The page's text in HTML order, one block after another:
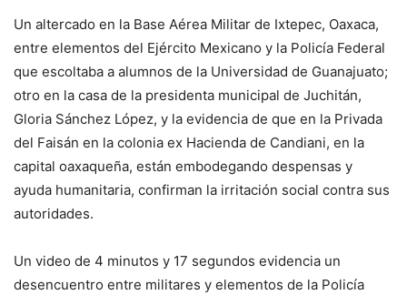
Un altercado en la Base Aérea Militar de Ixtepec, Oaxaca,
entre elementos del Ejército Mexicano y la Policía Federal
que escoltaba a alumnos de la Universidad de Guanajuato;
otro en la casa de la presidenta municipal de Juchitán,
Gloria Sánchez López, y la evidencia de que en la Privada
del Faisán en la colonia ex Hacienda de Candiani, en la
capital oaxaqueña, están embodegando despensas y
ayuda humanitaria, confirman la irritación social contra sus
autoridades.
Un video de 4 minutos y 17 segundos evidencia un
desencuentro entre militares y elementos de la Policía